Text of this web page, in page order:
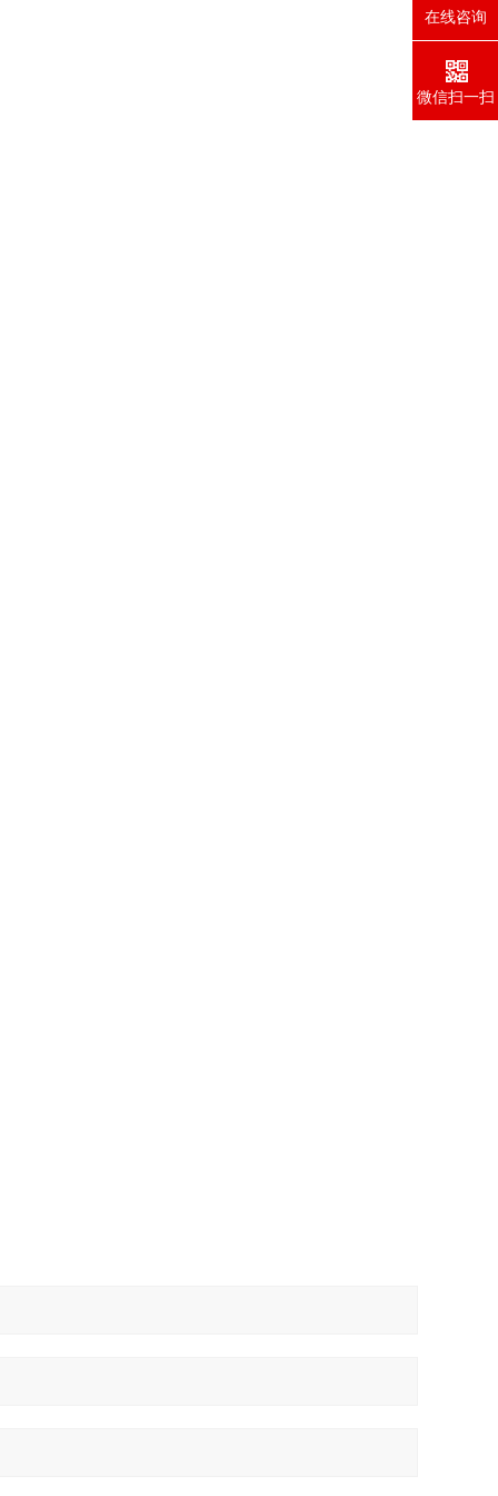
在线咨询
微信扫一扫